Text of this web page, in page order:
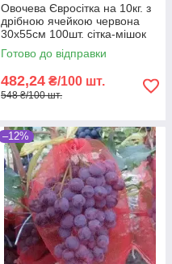
Овочева Євросітка на 10кг. з
дрібною ячейкою червона
30х55см 100шт. сітка-мішок
для овочів
Готово до відправки
482,24 ₴/100 шт.
548 ₴/100 шт.
–12%